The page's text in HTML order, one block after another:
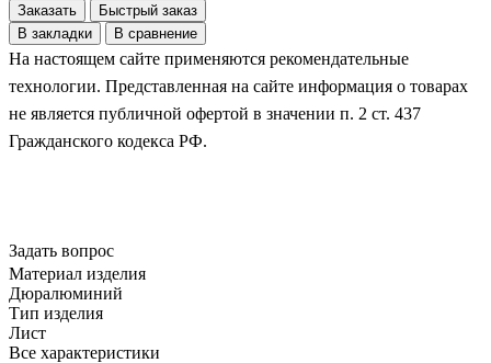
Заказать
Быстрый заказ
В закладки
В сравнение
На настоящем сайте применяются рекомендательные
технологии. Представленная на сайте информация о товарах
не является публичной офертой в значении п. 2 ст. 437
Гражданского кодекса РФ.
Задать вопрос
Материал изделия
Дюралюминий
Тип изделия
Лист
Все характеристики